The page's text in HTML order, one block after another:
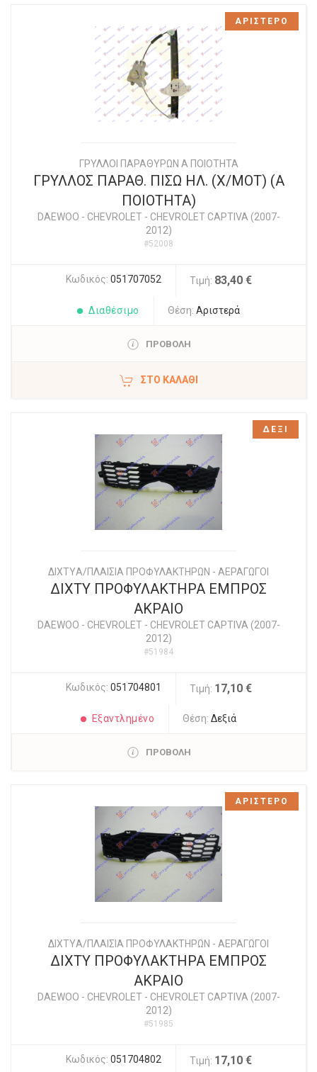
ΓΡΥΛΛΟΙ ΠΑΡΑΘΥΡΩΝ Α ΠΟΙΟΤΗΤΑ
ΓΡΥΛΛΟΣ ΠΑΡΑΘ. ΠΙΣΩ ΗΛ. (Χ/ΜΟΤ) (Α
ΠΟΙΟΤΗΤΑ)
DAEWOO - CHEVROLET- CHEVROLET CAPTIVA (2007-
2012)
#52008
Κωδικός: 051707052 Τιμή: 83,40 €
Διαθέσιμο Θέση: Αριστερά
ΠΡΟΒΟΛΗ
ΣΤΟ ΚΑΛΆΘΙ
ΑΡΙΣΤΕΡΟ
ΔΙΧΤYΑ/ΠΛΑΙΣΙΑ ΠΡΟΦΥΛΑΚΤΗΡΩΝ - ΑΕΡΑΓΩΓΟΙ
ΔΙΧΤΥ ΠΡΟΦΥΛΑΚΤΗΡΑ ΕΜΠΡΟΣ
ΑΚΡΑΙΟ
DAEWOO - CHEVROLET- CHEVROLET CAPTIVA (2007-
2012)
#51984
Κωδικός: 051704801 Τιμή: 17,10 €
Εξαντλημένο Θέση:Δεξιά
ΠΡΟΒΟΛΗ
ΔΕΞΙ
ΔΙΧΤYΑ/ΠΛΑΙΣΙΑ ΠΡΟΦΥΛΑΚΤΗΡΩΝ - ΑΕΡΑΓΩΓΟΙ
ΔΙΧΤΥ ΠΡΟΦΥΛΑΚΤΗΡΑ ΕΜΠΡΟΣ
ΑΚΡΑΙΟ
DAEWOO - CHEVROLET- CHEVROLET CAPTIVA (2007-
2012)
#51985
Κωδικός: 051704802 Τιμή: 17,10 €
ΑΡΙΣΤΕΡΟ